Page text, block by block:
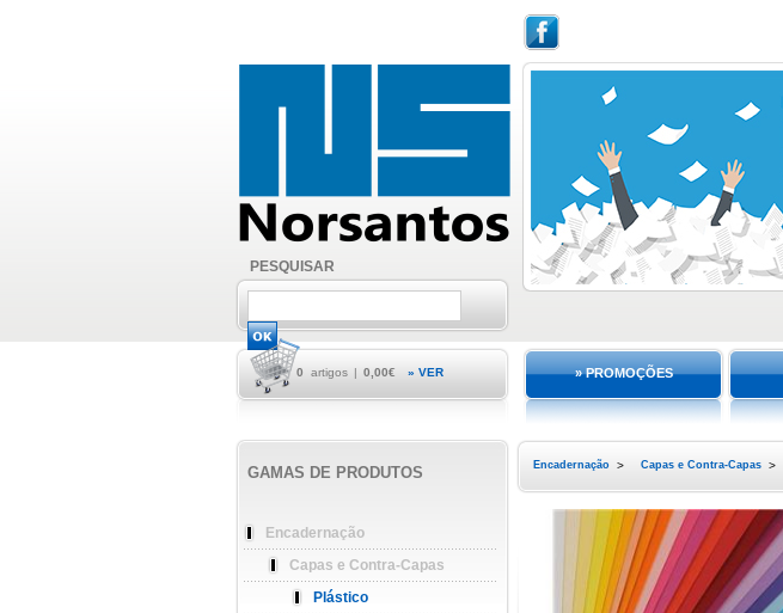
PESQUISAR
0 artigos | 0,00€ » VER » PROMOÇÕES
GAMAS DE PRODUTOS
Encadernação
Capas e Contra-Capas
Plástico
Encadernação > Capas e Contra-Capas >